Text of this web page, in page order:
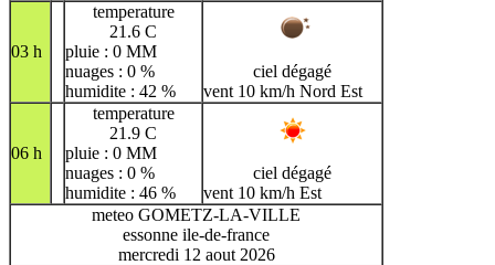
03 h
temperature
21.6 C
pluie : 0 MM
nuages : 0 %
humidite : 42 %
ciel dégagé
vent 10 km/h Nord Est
06 h
temperature
21.9 C
pluie : 0 MM
nuages : 0 %
humidite : 46 %
ciel dégagé
vent 10 km/h Est
meteo GOMETZ-LA-VILLE
essonne ile-de-france
mercredi 12 aout 2026